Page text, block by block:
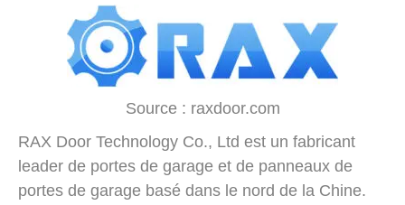
Source : raxdoor.com
RAX Door Technology Co., Ltd est un fabricant
leader de portes de garage et de panneaux de
portes de garage basé dans le nord de la Chine.